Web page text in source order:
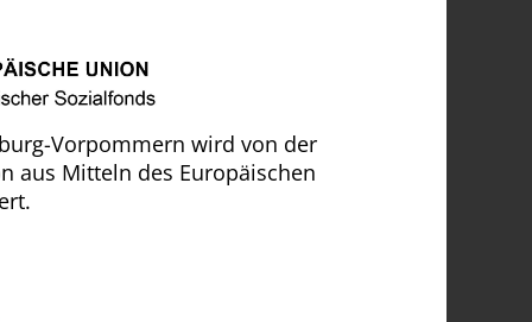
Vorpommern wird von der
aus Mitteln des Europäischen